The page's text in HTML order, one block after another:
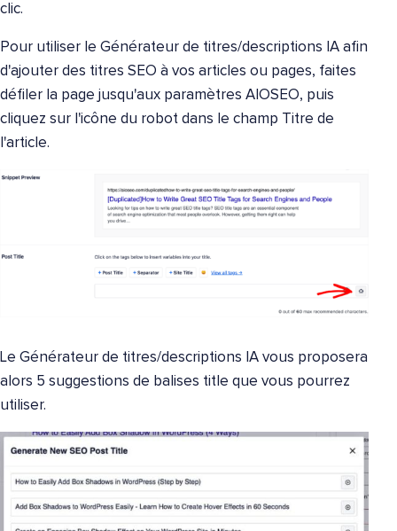
clic.
Pour utiliser le Générateur de titres/descriptions IA afin
d'ajouter des titres SEO à vos articles ou pages, faites
défiler la page jusqu'aux paramètres AIOSEO, puis
cliquez sur l'icône du robot dans le champ Titre de
l'article.
Le Générateur de titres/descriptions IA vous proposera
alors 5 suggestions de balises title que vous pourrez
utiliser.